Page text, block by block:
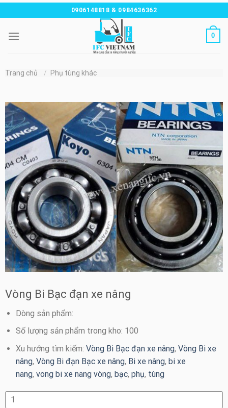
Chuyển
đến
nội
0906148818 & 0984636362
0
Trang chủ / Phụ tùng khác
Vòng Bi Bạc đạn xe nâng
Dòng sản phẩm:
Số lượng sản phẩm trong kho: 100
Xu hướng tìm kiếm: Vòng Bi Bạc đạn xe nâng, Vòng Bi xe
nâng, Vòng Bi đạn Bạc xe nâng, Bi xe nâng, bi xe
nang, vong bi xe nang vòng, bạc, phụ, tùng
Vòng Bi Bạc đạn xe nâng số lượng